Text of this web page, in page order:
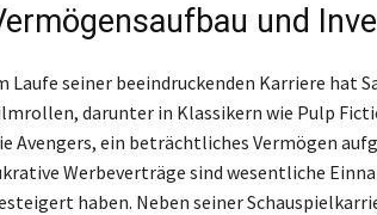
und
Laufe seiner beeindruckenden Karriere hat
darunter in Klassikern wie Pulp
Avengers, ein beträchtliches Vermögen
Werbeverträge sind wesentliche
haben. Neben seiner